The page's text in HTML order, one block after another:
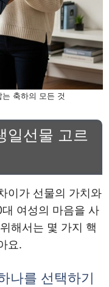
축하의 모든 것
일선물 고르
이가 선물의 가치와
여성의 마음을 사
해서는 몇 가지 핵
요.
나를 선택하기